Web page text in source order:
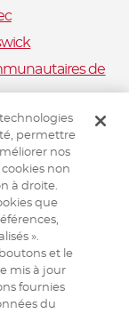
de
Prince-Édouard
animale
permettre
nos
cookies non
à droite.
que
».
et le
mis à jour
fournies
du